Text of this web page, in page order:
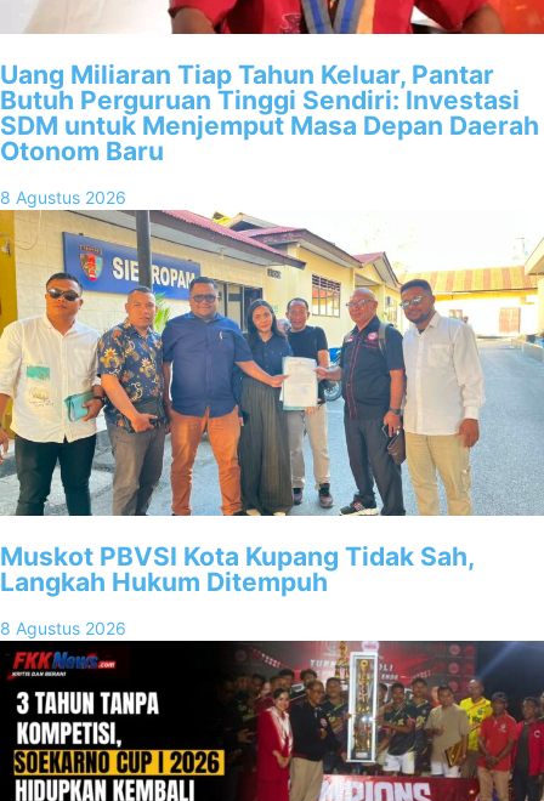
Uang Miliaran Tiap Tahun Keluar, Pantar
Butuh Perguruan Tinggi Sendiri: Investasi
SDM untuk Menjemput Masa Depan Daerah
Otonom Baru
8 Agustus 2026
Muskot PBVSI Kota Kupang Tidak Sah,
Langkah Hukum Ditempuh
8 Agustus 2026